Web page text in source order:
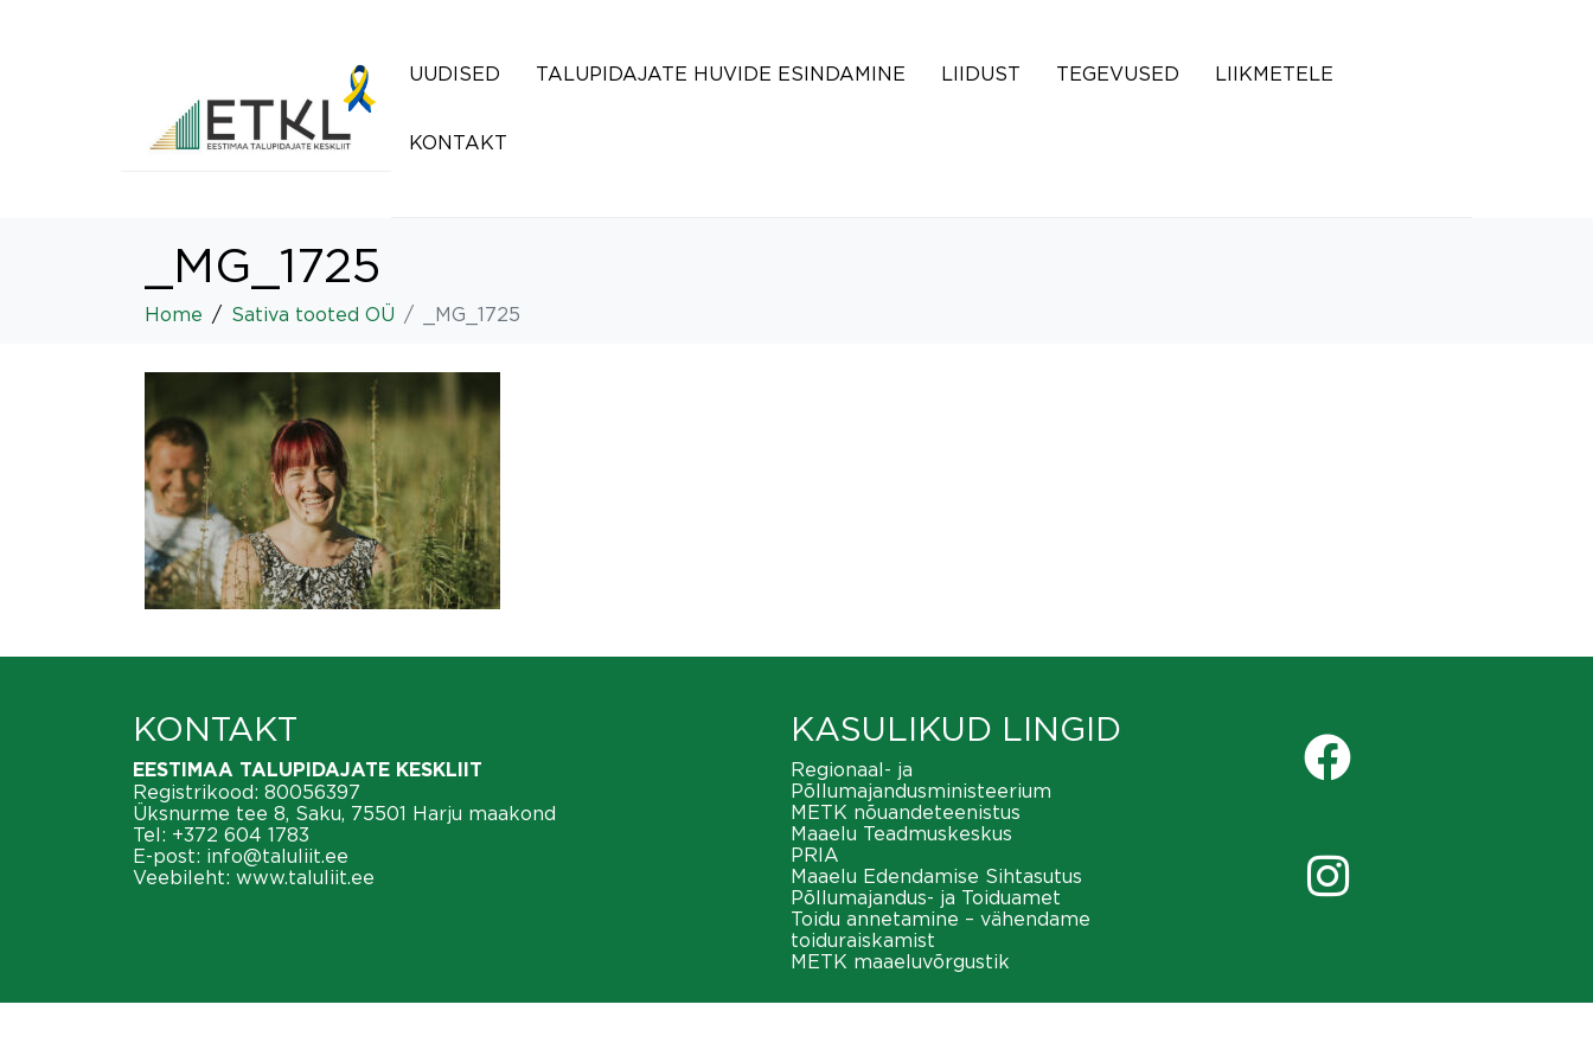
UUDISED TALUPIDAJATE HUVIDE ESINDAMINE LIIDUST TEGEVUSED LIIKMETELE
KONTAKT
_MG_1725
Home Sativa tooted OÜ _MG_1725
KONTAKT
EESTIMAA TALUPIDAJATE KESKLIIT
Registrikood: 80056397
Üksnurme tee 8, Saku, 75501 Harju maakond
Tel: +372 604 1783
E-post: info@taluliit.ee
Veebileht: www.taluliit.ee
KASULIKUD LINGID
Regionaal- ja
Põllumajandusministeerium
METK nõuandeteenistus
Maaelu Teadmuskeskus
PRIA
Maaelu Edendamise Sihtasutus
Põllumajandus- ja Toiduamet
Toidu annetamine – vähendame
toiduraiskamist
METK maaeluvõrgustik